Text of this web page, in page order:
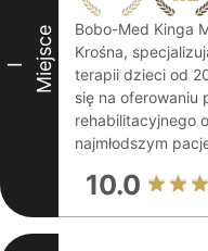
I Miejsce
Bobo-Med Kinga
Krośna,
terapii dzieci od
się na oferowaniu
rehabilitacyjnego
najmłodszym
10.0